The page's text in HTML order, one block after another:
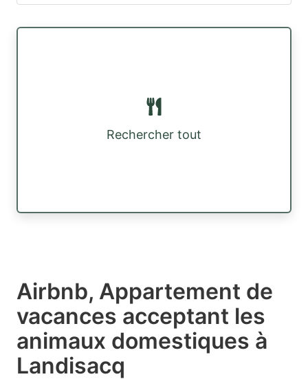
Rechercher tout
Airbnb, Appartement de
vacances acceptant les
animaux domestiques à
Landisacq